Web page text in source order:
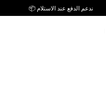
ندعم الدفع عند الاستلام 📦